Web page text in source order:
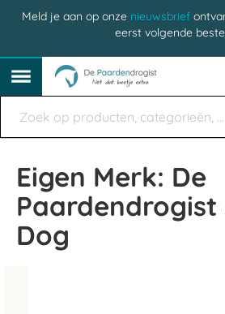
Meld je aan op onze nieuwsbrief
eerst volgende
Eigen Merk: De
Paardendrogist
Dog